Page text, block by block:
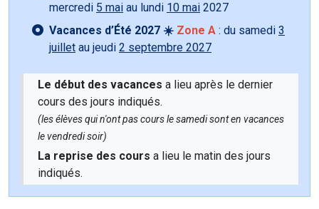
mercredi 5 mai au lundi 10 mai 2027
Vacances d’Été 2027 ☀️ Zone A : du samedi 3
juillet au jeudi 2 septembre 2027
Le début des vacances a lieu après le dernier
cours des jours indiqués.
(les élèves qui n'ont pas cours le samedi sont en vacances
le vendredi soir)
La reprise des cours a lieu le matin des jours
indiqués.